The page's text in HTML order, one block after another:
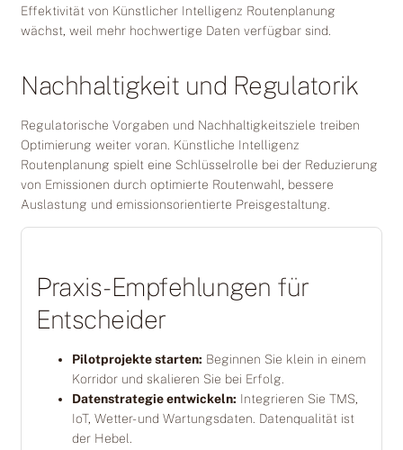
Effektivität von Künstlicher Intelligenz Routenplanung
wächst, weil mehr hochwertige Daten verfügbar sind.
Nachhaltigkeit und Regulatorik
Regulatorische Vorgaben und Nachhaltigkeitsziele treiben
Optimierung weiter voran. Künstliche Intelligenz
Routenplanung spielt eine Schlüsselrolle bei der Reduzierung
von Emissionen durch optimierte Routenwahl, bessere
Auslastung und emissionsorientierte Preisgestaltung.
Praxis-Empfehlungen für
Entscheider
Pilotprojekte starten: Beginnen Sie klein in einem
Korridor und skalieren Sie bei Erfolg.
Datenstrategie entwickeln: Integrieren Sie TMS,
IoT, Wetter- und Wartungsdaten. Datenqualität ist
der Hebel.